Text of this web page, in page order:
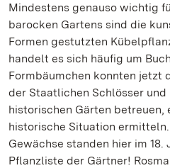
Mindestens genauso wichtig
barocken Gartens sind die
Formen gestutzten
handelt es sich häufig um
Formbäumchen konnten jetzt
der Staatlichen Schlösser und
historischen Gärten betreuen,
historische Situation
Gewächse standen hier im
Pflanzliste der Gärtner!